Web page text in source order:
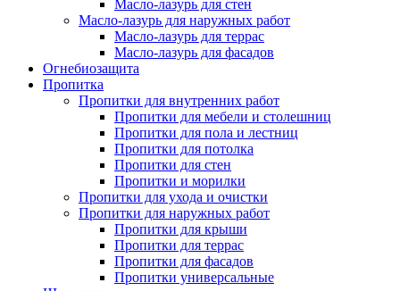
Масло-лазурь для стен
Масло-лазурь для наружных работ
Масло-лазурь для террас
Масло-лазурь для фасадов
Огнебиозащита
Пропитка
Пропитки для внутренних работ
Пропитки для мебели и столешниц
Пропитки для пола и лестниц
Пропитки для потолка
Пропитки для стен
Пропитки и морилки
Пропитки для ухода и очистки
Пропитки для наружных работ
Пропитки для крыши
Пропитки для террас
Пропитки для фасадов
Пропитки универсальные